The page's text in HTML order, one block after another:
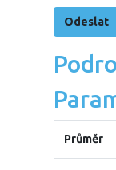
Průměr